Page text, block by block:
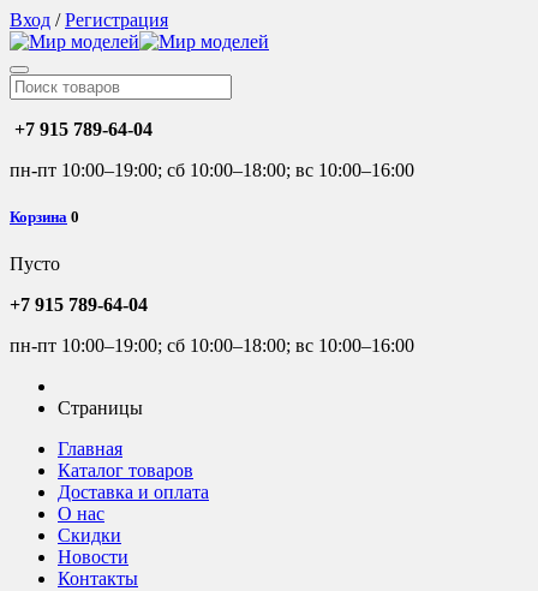
Вход /Регистрация
+7 915 789-64-04
пн-пт 10:00–19:00; сб 10:00–18:00; вс 10:00–16:00
Корзина 0
Пусто
+7 915 789-64-04
пн-пт 10:00–19:00; сб 10:00–18:00; вс 10:00–16:00
Страницы
Главная
Каталог товаров
Доставка и оплата
О нас
Скидки
Новости
Контакты